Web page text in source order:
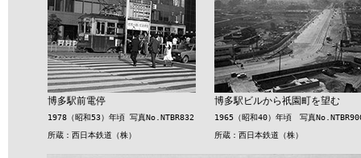
博多駅前電停 博多駅ビルから祇園町を望む
1978（昭和53）年頃 写真No.NTBR832
1965（昭和40）年頃 写真
所蔵：西日本鉄道（株）
所蔵：西日本鉄道（株）